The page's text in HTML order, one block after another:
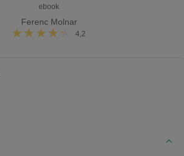
ebook
Ferenc Molnar
4,2